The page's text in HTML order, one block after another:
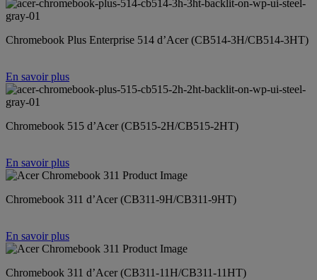
Chromebook Plus Enterprise 514 d’Acer (CB514-3H/CB514-3HT)
En savoir plus
Chromebook 515 d’Acer (CB515-2H/CB515-2HT)
En savoir plus
Chromebook 311 d’Acer (CB311-9H/CB311-9HT)
En savoir plus
Chromebook 311 d’Acer (CB311-11H/CB311-11HT)